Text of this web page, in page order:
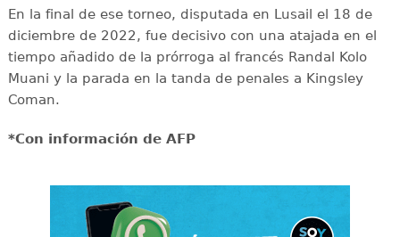
En la final de ese torneo, disputada en Lusail el 18 de
diciembre de 2022, fue decisivo con una atajada en el
tiempo añadido de la prórroga al francés Randal Kolo
Muani y la parada en la tanda de penales a Kingsley
Coman.
*Con información de AFP